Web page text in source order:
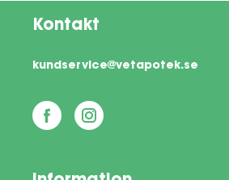
Kontakt
kundservice@vetapotek.se